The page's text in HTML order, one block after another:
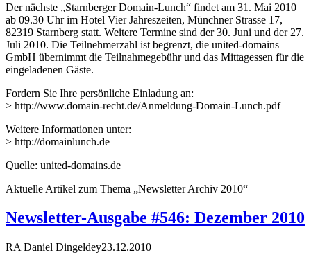
Der nächste „Starnberger Domain-Lunch“ findet am 31. Mai 2010
ab 09.30 Uhr im Hotel Vier Jahreszeiten, Münchner Strasse 17,
82319 Starnberg statt. Weitere Termine sind der 30. Juni und der 27.
Juli 2010. Die Teilnehmerzahl ist begrenzt, die united-domains
GmbH übernimmt die Teilnahmegebühr und das Mittagessen für die
eingeladenen Gäste.
Fordern Sie Ihre persönliche Einladung an:
> http://www.domain-recht.de/Anmeldung-Domain-Lunch.pdf
Weitere Informationen unter:
> http://domainlunch.de
Quelle: united-domains.de
Aktuelle Artikel zum Thema „Newsletter Archiv 2010“
Newsletter-Ausgabe #546: Dezember 2010
RA Daniel Dingeldey23.12.2010